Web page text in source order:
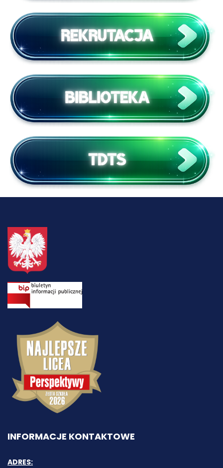
INFORMACJE KONTAKTOWE
ADRES: